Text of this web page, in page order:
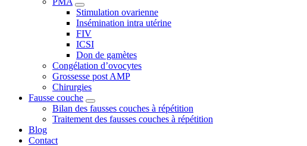
Stimulation ovarienne
Insémination intra utérine
FIV
ICSI
Don de gamètes
Congélation d’ovocytes
Grossesse post AMP
Chirurgies
Fausse couche
Bilan des fausses couches à répétition
Traitement des fausses couches à répétition
Blog
Contact